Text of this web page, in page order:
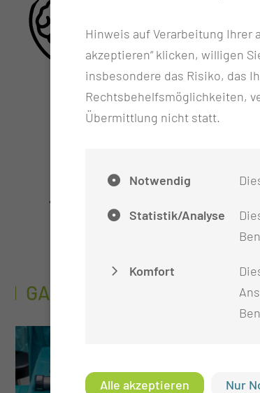
Tel.:
+49 355
GALERIE
Hinweis auf Verarbeitung Ihrer
akzeptieren“ klicken, willigen
insbesondere das Risiko, das
Rechtsbehelfsmöglichkeiten,
Übermittlung nicht statt.
Notwendig
Statistik/Analyse
Komfort
Alle akzeptieren Nur